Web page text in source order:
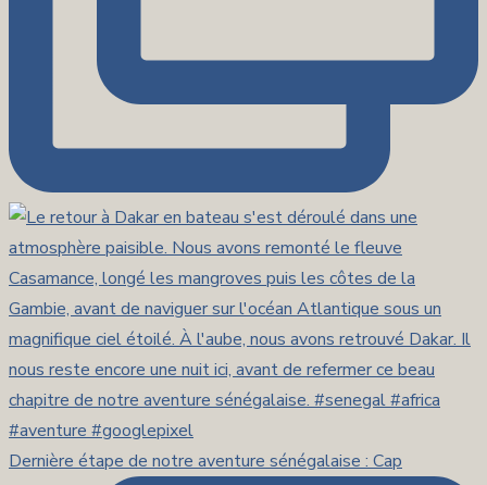
Dernière étape de notre aventure sénégalaise : Cap